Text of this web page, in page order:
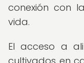
conexión con
vida.
El acceso a